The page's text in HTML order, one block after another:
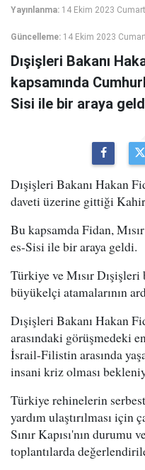
Yayınlanma: 14 Ekim 2023
Güncelleme: 14 Ekim 2023
Dışişleri Bakanı
kapsamında
Sisi ile bir araya
Dışişleri Bakanı Hakan
daveti üzerine gittiği
Bu kapsamda Fidan,
es-Sisi ile bir araya geldi.
Türkiye ve Mısır Dışişleri
büyükelçi atamalarının
Dışişleri Bakanı Hakan
arasındaki görüşmedeki
İsrail-Filistin arasında
insani kriz olması
Türkiye rehinelerin
yardım ulaştırılması için
Sınır Kapısı'nın
toplantılarda